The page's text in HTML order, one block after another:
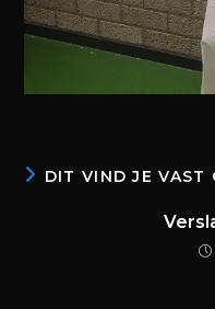
DIT VIND JE VAST